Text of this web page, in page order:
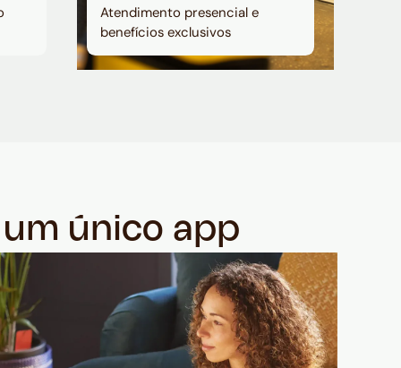
Atendimento presencial e
benefícios exclusivos
único app